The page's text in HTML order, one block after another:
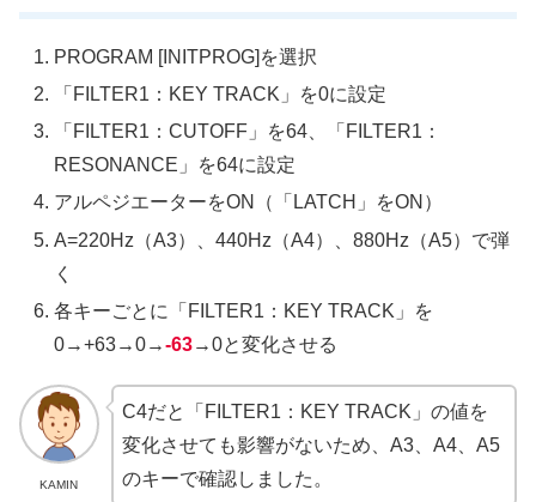
PROGRAM [INITPROG]を選択
「FILTER1：KEY TRACK」を0に設定
「FILTER1：CUTOFF」を64、「FILTER1：
RESONANCE」を64に設定
アルペジエーターをON（「LATCH」をON）
A=220Hz（A3）、440Hz（A4）、880Hz（A5）で弾
く
各キーごとに「FILTER1：KEY TRACK」を
0→+63→0→-63→0と変化させる
KAMIN
C4だと「FILTER1：KEY TRACK」の値を
変化させても影響がないため、A3、A4、A5
のキーで確認しました。